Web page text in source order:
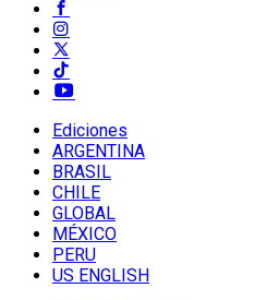
Ediciones
ARGENTINA
BRASIL
CHILE
GLOBAL
MÉXICO
PERU
US ENGLISH